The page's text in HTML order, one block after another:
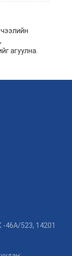
агуулна.
-46A/523, 14201